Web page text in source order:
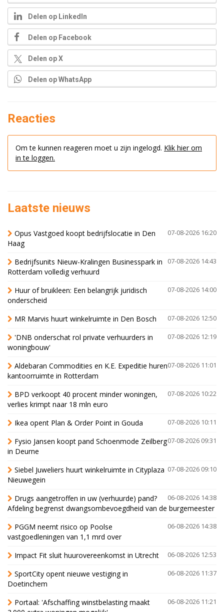
Delen op LinkedIn
Delen op Facebook
Delen op X
Delen op WhatsApp
Reacties
Om te kunnen reageren moet u zijn ingelogd. Klik hier om
in te loggen.
Laatste nieuws
07-08-2026 16:20
Opus Vastgoed koopt bedrijfslocatie in Den
Haag
07-08-2026 14:43
Bedrijfsunits Nieuw-Kralingen Businesspark in
Rotterdam volledig verhuurd
07-08-2026 14:00
Huur of bruikleen: Een belangrijk juridisch
onderscheid
07-08-2026 12:50
MR Marvis huurt winkelruimte in Den Bosch
07-08-2026 12:19
'DNB onderschat rol private verhuurders in
woningbouw'
07-08-2026 11:01
Aldebaran Commodities en K.E. Expeditie huren
kantoorruimte in Rotterdam
07-08-2026 10:22
BPD verkoopt 40 procent minder woningen,
verlies krimpt naar 18 mln euro
07-08-2026 10:11
Ikea opent Plan & Order Point in Gouda
07-08-2026 09:31
Fysio Jansen koopt pand Schoenmode Zeilberg
in Deurne
07-08-2026 09:10
Siebel Juweliers huurt winkelruimte in Cityplaza
Nieuwegein
06-08-2026 14:38
Drugs aangetroffen in uw (verhuurde) pand?
Afdeling begrenst dwangsombevoegdheid van de burgemeester
06-08-2026 14:38
PGGM neemt risico op Poolse
vastgoedleningen van 1,1 mrd over
06-08-2026 12:53
Impact Fit sluit huurovereenkomst in Utrecht
06-08-2026 11:37
SportCity opent nieuwe vestiging in
Doetinchem
06-08-2026 11:21
Portaal: 'Afschaffing winstbelasting maakt